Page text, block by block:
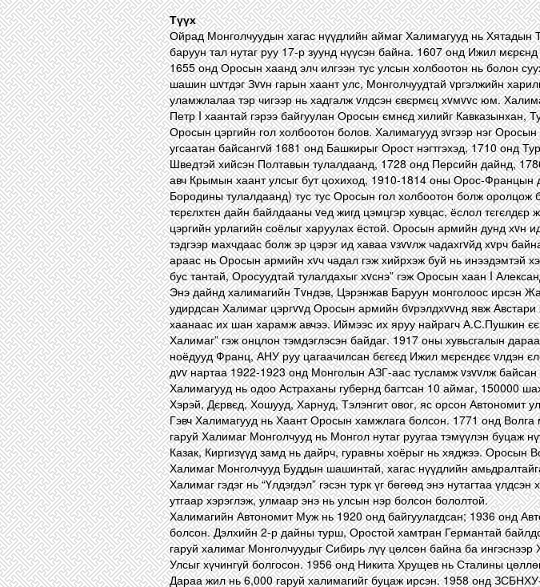
Түүх
Ойрад Монголчуудын хагас нүүдлийн аймаг Халимагууд нь Хятадын
баруун тал нутаг руу 17-р зуунд нүүсэн байна. 1607 онд Ижил
1655 онд Оросын хаанд элч илгээн тус улсын холбоотон нь болон
шашин шvтдэг Зvvн гарын хаант улс, Монголчуудтай vргэлжийн
уламжлалаа тэр чигээр нь хадгалж vлдсэн євєрмєц хvмvvс юм.
Петр I хаантай гэрээ байгуулан Оросын ємнєд хилийг Кавказынхан,
Оросын цэргийн гол холбоотон болов. Халимагууд зvгээр нэг
угсаатан байсангvй 1681 онд Башкирыг Орост нэгтгэхэд, 1710 онд
Шведтэй хийсэн Полтавын тулалдаанд, 1728 онд Персийн дайнд,
авч Крымын хаант улсыг бут цохиход, 1910-1814 оны Орос-Францын
Бородины тулалдаанд) тус тус Оросын гол холбоотон болж оролцож
тєрєлхтєн дайн байлдааны vед жигд цэмцгэр хувцас, ёслол тєгєлдєр
цэргийн урлагийн соёлыг харуулах ёстой. Оросын армийн дунд хvн
тэдгээр махчдаас болж эр цэрэг ид хаваа vзvvлж чадахгvйд хvрч
араас нь Оросын армийн хvч чадал гэж хийрхэж буй нь инээдэмтэй
бус тантай, Оросуудтай тулалдахыг хvснэ” гэж Оросын хаан I
Энэ дайнд халимагийн Тvндэв, Цэрэнжав Баруун монголоос ирсэн
удирдсан Халимаг цэргvvд Оросын армийн бvрэлдхvvнд явж
хаанаас их шан харамж авчээ. Иймээс их яруу найрагч А.С.Пушкин
Халимаг” гэж онцлон тэмдэглэсэн байдаг. 1917 оны хувьсгалын
ноёдууд Франц, АНУ руу цагаачилсан бєгєєд Ижил мєрєндєє vлдэн
дvv нартаа 1922-1923 онд Монголын АЗГ-аас тусламж vзvvлж байсан
Халимагууд нь одоо Астраханы губернд багтсан 10 аймаг, 150000
Хэрэй, Дєрвєд, Хошууд, Харнуд, Тэлэнгит овог, яс орсон Автономит
Гэвч Халимагууд нь Хаант Оросын хамжлага болсон. 1771 онд Волга
гаруй Халимаг Монголчууд нь Монгол нутаг руугаа тэмүүлэн буцаж
Казак, Киргизүүд замд нь дайрч, гуравны хоёрыг нь хяджээ. Оросын
Халимаг Монголчууд Буддын шашинтай, хагас нүүдлийн
Халимаг гэдэг нь “Үлдэгдэл” гэсэн турк үг бөгөөд энэ нутагтаа
утгаар хэрэглэж, улмаар энэ нь улсын нэр болсон бололтой.
Халимагийн Автономит Муж нь 1920 онд байгуулагдсан; 1936 онд
болсон. Дэлхийн 2-р дайны турш, Оростой хамтран Германтай
гаруй халимаг Монголчуудыг Сибирь лүү цөлсөн байна ба
Улсыг хүчингүй болгосон. 1956 онд Никита Хрущев нь Сталины
Дараа жил нь 6,000 гаруй халимагийг буцаж ирсэн. 1958 онд